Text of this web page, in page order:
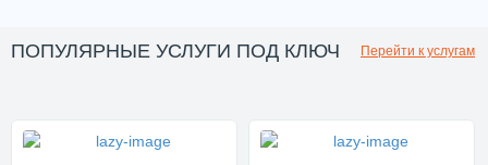
ПОПУЛЯРНЫЕ УСЛУГИ ПОД КЛЮЧ Перейти к услугам